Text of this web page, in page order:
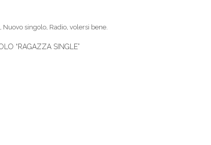
, Nuovo singolo, Radio, volersi bene.
“RAGAZZA SINGLE”